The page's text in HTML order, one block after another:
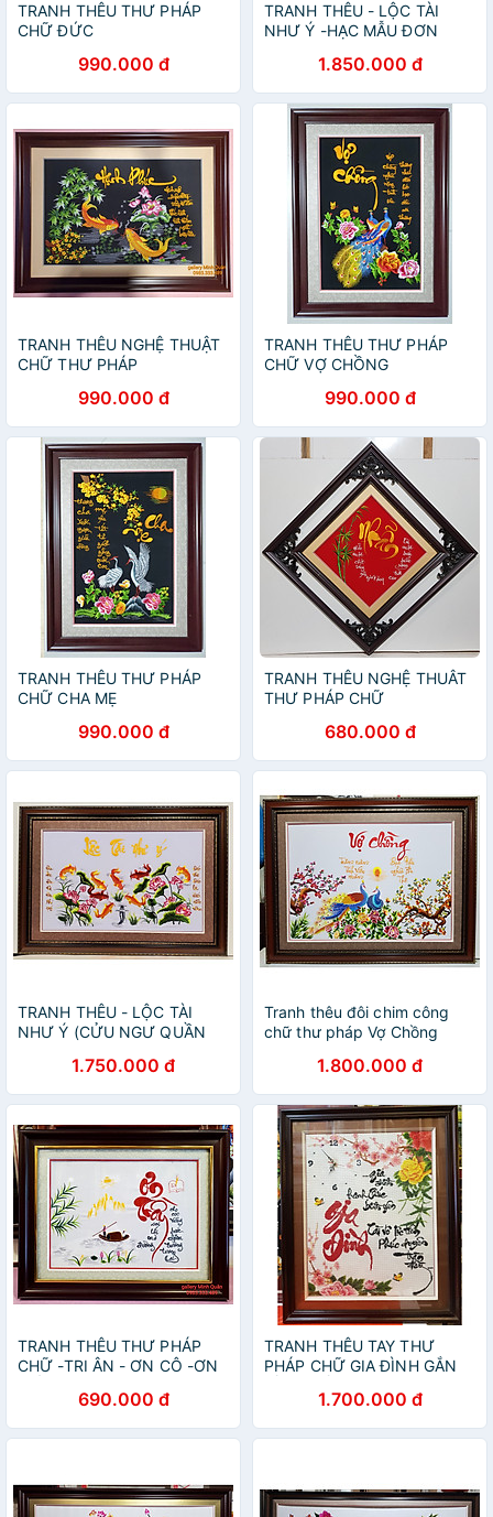
TRANH THÊU THƯ PHÁP
CHỮ ĐỨC
990.000 đ
TRANH THÊU - LỘC TÀI
NHƯ Ý -HẠC MẪU ĐƠN
1.850.000 đ
TRANH THÊU NGHỆ THUẬT
CHỮ THƯ PHÁP
990.000 đ
TRANH THÊU THƯ PHÁP
CHỮ VỢ CHỒNG
990.000 đ
TRANH THÊU THƯ PHÁP
CHỮ CHA MẸ
990.000 đ
TRANH THÊU NGHỆ THUÂT
THƯ PHÁP CHỮ
680.000 đ
TRANH THÊU - LỘC TÀI
NHƯ Ý (CỬU NGƯ QUẦN
1.750.000 đ
Tranh thêu đôi chim công
chữ thư pháp Vợ Chồng
1.800.000 đ
TRANH THÊU THƯ PHÁP
CHỮ -TRI ÂN - ƠN CÔ -ƠN
690.000 đ
TRANH THÊU TAY THƯ
PHÁP CHỮ GIA ĐÌNH GẮN
1.700.000 đ